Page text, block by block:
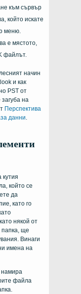
към сървър
който искате
меню.
е мястото,
файлът.
начин
и как
PST от
на
Перспектива
данни
кутия
който се
да
като го
някой от
ще
Винаги
имена на
намира
файла